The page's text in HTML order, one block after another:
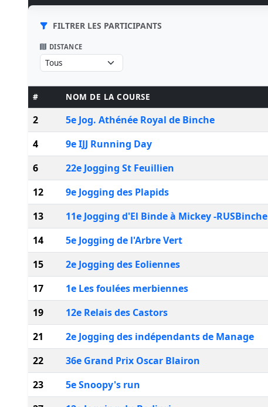
FILTRER LES PARTICIPANTS
DISTANCE
# NOM DE LA COURSE
2 5e Jog. Athénée Royal de Binche
4 9e IJJ Running Day
6
22e Jogging St Feuillien
12
9e Jogging des Plapids
13
11e Jogging d'El Binde à Mickey -RUSBinche
14 5e Jogging de l'Arbre Vert
15
2e Jogging des Eoliennes
17
1e Les foulées merbiennes
19 12e Relais des Castors
21 2e Jogging des indépendants de Manage
22 36e Grand Prix Oscar Blairon
23
5e Snoopy's run